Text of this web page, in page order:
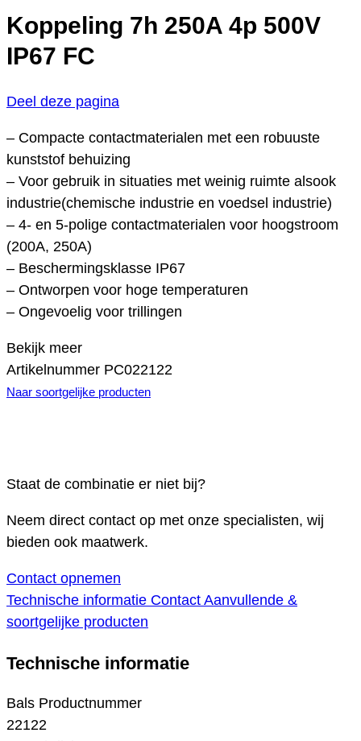
Koppeling 7h 250A 4p 500V
IP67 FC
Deel deze pagina
– Compacte contactmaterialen met een robuuste
kunststof behuizing
– Voor gebruik in situaties met weinig ruimte alsook
industrie(chemische industrie en voedsel industrie)
– 4- en 5-polige contactmaterialen voor hoogstroom
(200A, 250A)
– Beschermingsklasse IP67
– Ontworpen voor hoge temperaturen
– Ongevoelig voor trillingen
Bekijk meer
Artikelnummer PC022122
Naar soortgelijke producten
Staat de combinatie er niet bij?
Neem direct contact op met onze specialisten, wij
bieden ook maatwerk.
Contact opnemen
Technische informatie Contact Aanvullende &
soortgelijke producten
Technische informatie
Bals Productnummer
22122